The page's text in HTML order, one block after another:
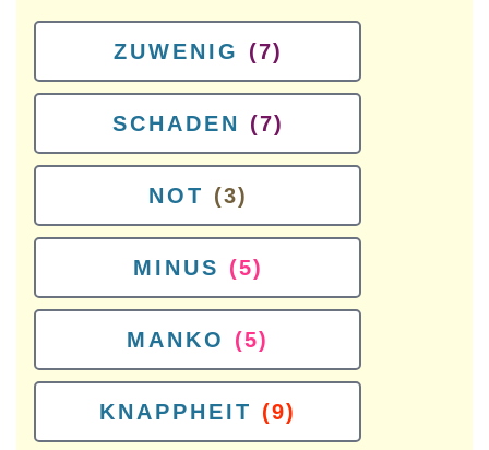
ZUWENIG (7)
SCHADEN (7)
NOT (3)
MINUS (5)
MANKO (5)
KNAPPHEIT (9)